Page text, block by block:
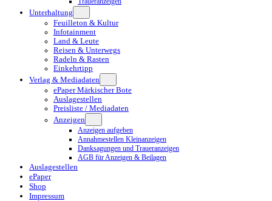
Unterhaltung
Feuilleton & Kultur
Infotainment
Land & Leute
Reisen & Unterwegs
Radeln & Rasten
Einkehrtipp
Verlag & Mediadaten
ePaper Märkischer Bote
Auslagestellen
Preisliste / Mediadaten
Anzeigen
Anzeigen aufgeben
Annahmestellen Kleinanzeigen
Danksagungen und Traueranzeigen
AGB für Anzeigen & Beilagen
Auslagestellen
ePaper
Shop
Impressum